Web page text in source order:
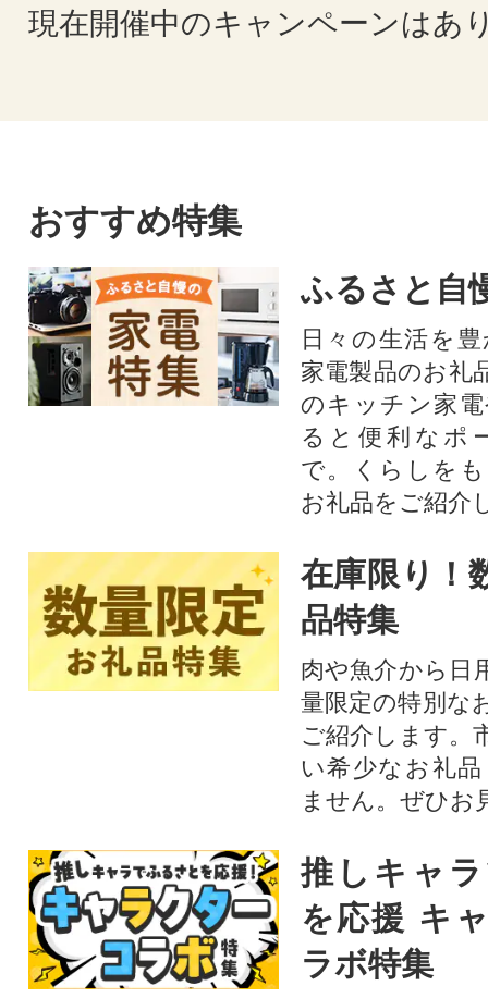
現在開催中のキャンペーンはあ
おすすめ特集
ふるさと自
日々の生活を
家電製品のお礼
のキッチン家
ると便利なポ
で。くらしを
お礼品をご紹介
在庫限り！
品特集
肉や魚介から日
量限定の特別な
ご紹介します。
い希少なお礼
ません。ぜひお
推しキャ
を応援 キ
ラボ特集